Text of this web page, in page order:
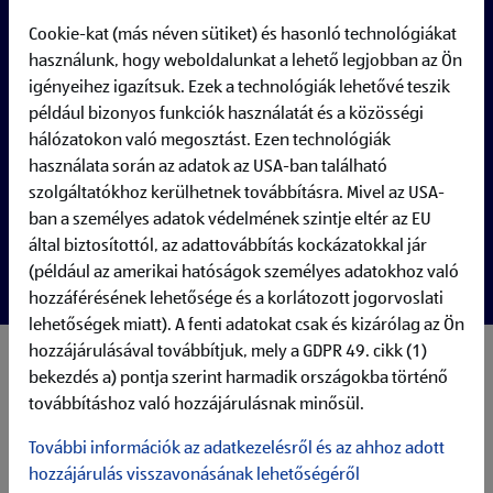
You strengthen and continuously develop the Information
Security Management System
and support the organization
in identifying risks, defining requirements, and improving
security maturity across IT infrastructure, processes, and
supplier relationships.
Cookie-kat (más néven sütiket) és hasonló technológiákat
használunk, hogy weboldalunkat a lehető legjobban az Ön
igényeihez igazítsuk. Ezek a technológiák lehetővé teszik
például bizonyos funkciók használatát és a közösségi
hálózatokon való megosztást. Ezen technológiák
használata során az adatok az USA-ban található
szolgáltatókhoz kerülhetnek továbbításra. Mivel az USA-
ban a személyes adatok védelmének szintje eltér az EU
által biztosítottól, az adattovábbítás kockázatokkal jár
(például az amerikai hatóságok személyes adatokhoz való
hozzáférésének lehetősége és a korlátozott jogorvoslati
lehetőségek miatt). A fenti adatokat csak és kizárólag az Ön
hozzájárulásával továbbítjuk, mely a GDPR 49. cikk (1)
bekezdés a) pontja szerint harmadik országokba történő
továbbításhoz való hozzájárulásnak minősül.
További információk az adatkezelésről és az ahhoz adott
hozzájárulás visszavonásának lehetőségéről